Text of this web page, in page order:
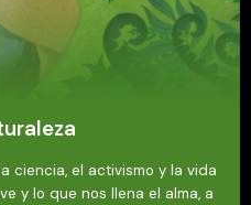
ciencia, el activismo y la vida
y lo que nos llena el alma, a